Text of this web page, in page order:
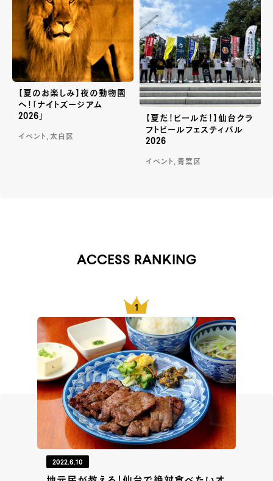
【夏のお楽しみ】夜の動物園
へ！「ナイトズージアム
2026」
イベント, 太白区
【夏だ！ビールだ！】仙台クラ
フトビールフェスティバル
2026
イベント, 青葉区
ACCESS RANKING
2022.6.10